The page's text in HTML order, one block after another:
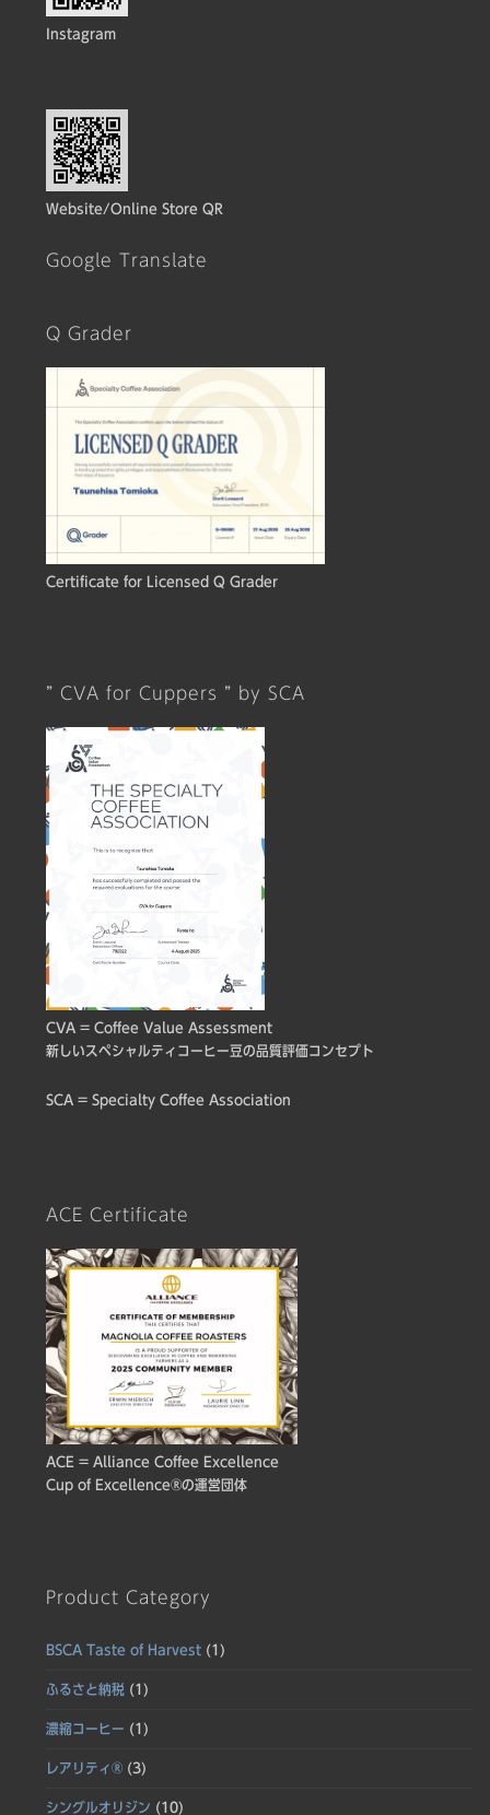
Instagram
Website/Online Store QR
Google Translate
Q Grader
Certificate for Licensed Q Grader
” CVA for Cuppers ” by SCA
CVA = Coffee Value Assessment
新しいスペシャルティコーヒー豆の品質評価コンセプト
SCA = Specialty Coffee Association
ACE Certificate
ACE = Alliance Coffee Excellence
Cup of Excellence®の運営団体
Product Category
BSCA Taste of Harvest (1)
ふるさと納税 (1)
濃縮コーヒー (1)
レアリティ® (3)
シングルオリジン (10)